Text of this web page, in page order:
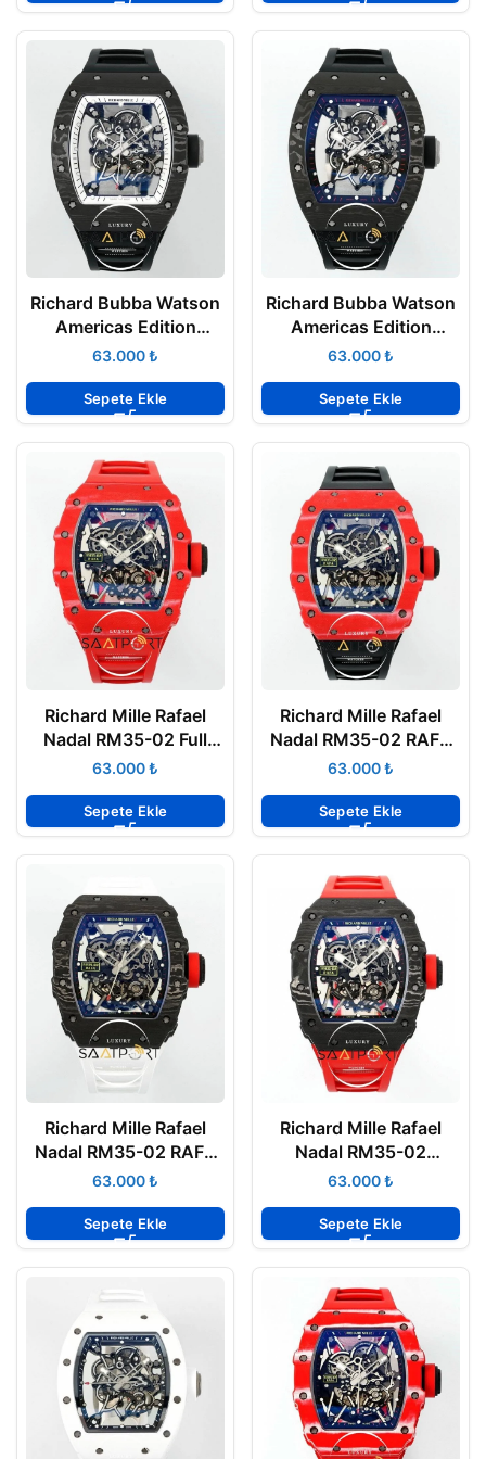
Richard Bubba Watson
Americas Edition
RM055 Beyaz İskelet
Karbon Kasa ZF ETA
₺
Sepete Ekle
Richard Bubba Watson
Americas Edition
RM055 Full Black
ZF ETA
₺
Sepete Ekle
Richard Mille Rafael
Nadal RM35-02 Full
Red RAFA Tourbillon
₺
Sepete Ekle
Richard Mille Rafael
Nadal RM35-02 RAFA
Tourbillon Kırmızı
₺
Sepete Ekle
Richard Mille Rafael
Nadal RM35-02 RAFA
Tourbillon Karbon Kasa
₺
Sepete Ekle
Richard Mille Rafael
Nadal RM35-02
Tourbillon Karbon Kasa
₺
Sepete Ekle